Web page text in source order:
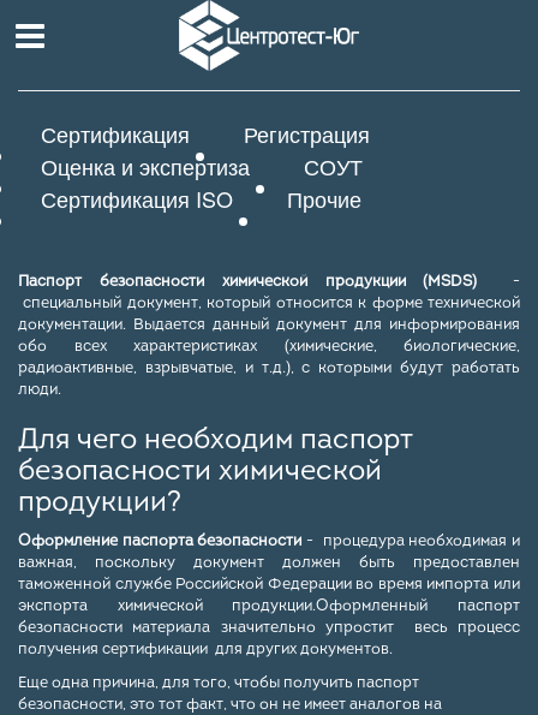
Сертификация
Регистрация
Оценка и экспертиза
СОУТ
Сертификация ISO
Прочие
Паспорт безопасности химической продукции (MSDS) -
специальный документ, который относится к форме технической
документации. Выдается данный документ для информирования
обо всех характеристиках (химические, биологические,
радиоактивные, взрывчатые, и т.д.), с которыми будут работать
люди.
Для чего необходим паспорт
безопасности химической
продукции?
Оформление паспорта безопасности - процедура необходимая и
важная, поскольку документ должен быть предоставлен
таможенной службе Российской Федерации во время импорта или
экспорта химической продукции.Оформленный паспорт
безопасности материала значительно упростит весь процесс
получения сертификации для других документов.
Еще одна причина, для того, чтобы получить паспорт
безопасности, это тот факт, что он не имеет аналогов на